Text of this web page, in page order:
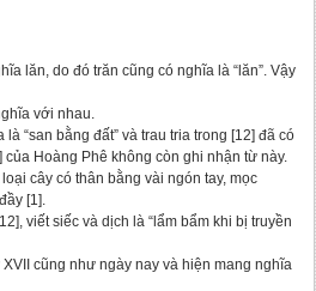
lăn, do đó trăn cũng có nghĩa là “lăn”. Vậy
với nhau.
“san bằng đất” và trau tria trong [12] đã có
Hoàng Phê không còn ghi nhận từ này.
cây có thân bằng vài ngón tay, mọc
[1].
viết siếc và dịch là “lẩm bẩm khi bị truyền
cũng như ngày nay và hiện mang nghĩa